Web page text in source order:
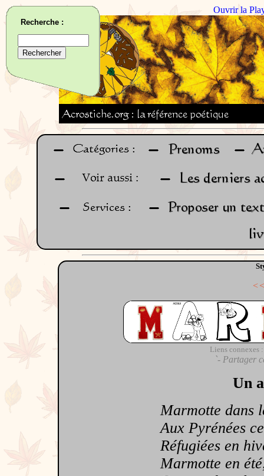
Ouvrir la
Liens connexes :
`- Partager
Un
Marmotte dans
Aux Pyrénées
Réfugiées en
Marmotte en
Recherche :